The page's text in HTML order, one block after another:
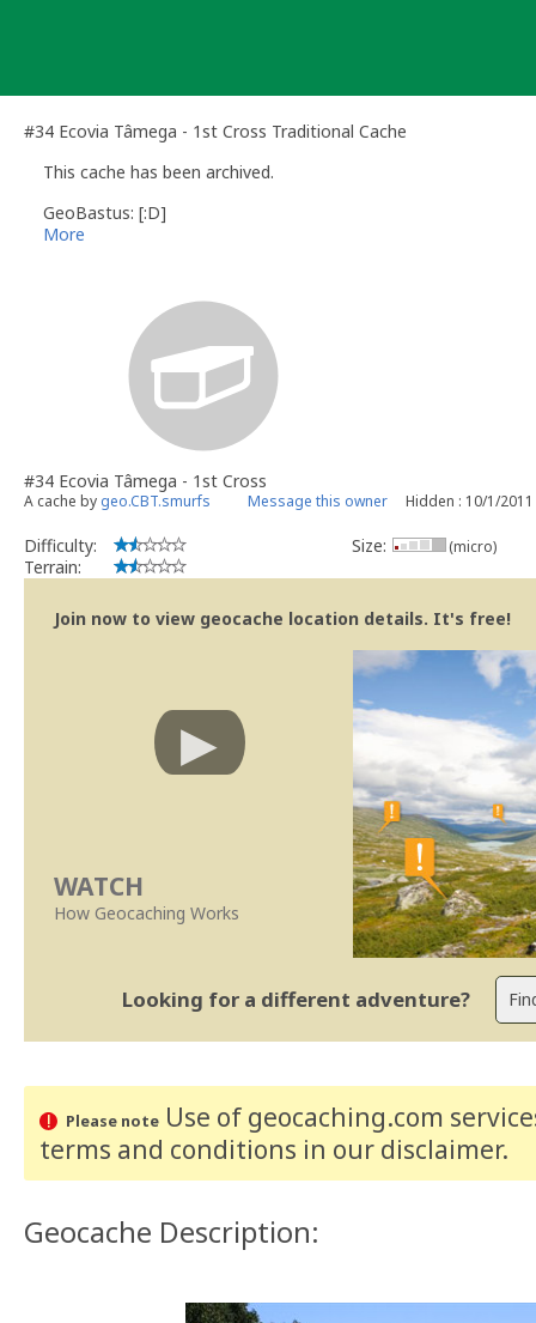
#34 Ecovia Tâmega - 1st Cross Traditional Cache
This cache has been archived.
GeoBastus: [:D]
More
#34 Ecovia Tâmega - 1st Cross
A cache by geo.CBT.smurfs Message this owner Hidden : 10/1/2011
Difficulty:
Terrain:
Size: (micro)
Join now to view geocache location details. It's free!
WATCH
How Geocaching Works
Looking for a different adventure?
Please noteUse of geocaching.com
terms and conditions in our disclaimer.
Geocache Description: